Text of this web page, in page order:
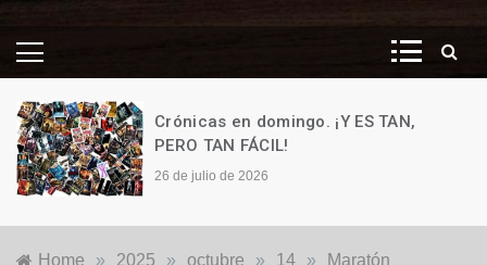
Crónicas en domingo. ¡Y ES TAN,
PERO TAN FÁCIL!
26 de julio de 2026
Home » 2025 » octubre » 14 »
Maratón